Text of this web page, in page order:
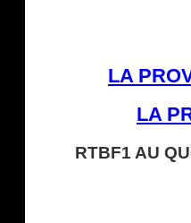
LA
LA
RTBF1 AU